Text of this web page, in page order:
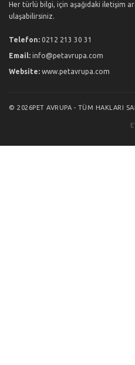
Her türlü bilgi, için aşağıdaki iletişim
ulaşabilirsiniz.
Telefon: 0212 213 30 31
Email: info@petavrupa.com
Website: www.petavrupa.com
© 2026PET AVRUPA - TÜM HAKLARI